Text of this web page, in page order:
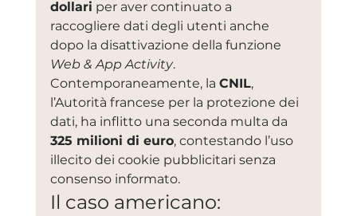
dollari per aver continuato a
raccogliere dati degli utenti anche
dopo la disattivazione della funzione
Web & App Activity.
Contemporaneamente, la CNIL,
l’Autorità francese per la protezione dei
dati, ha inflitto una seconda multa da
325 milioni di euro, contestando l’uso
illecito dei cookie pubblicitari senza
consenso informato.
Il caso americano: